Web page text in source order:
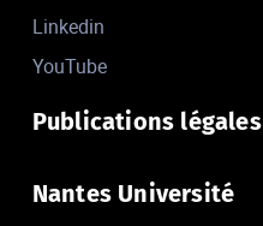
Linkedin
YouTube
Publications légales
Nantes Université